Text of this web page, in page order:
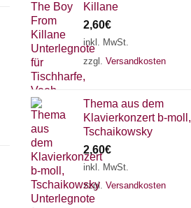
Killane
2,60€
inkl. MwSt.
zzgl. Versandkosten
Thema aus dem
Klavierkonzert b-moll,
Tschaikowsky
2,60€
inkl. MwSt.
zzgl. Versandkosten